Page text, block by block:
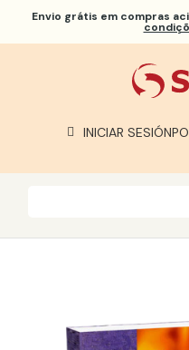
Envio grátis em compras
INICIAR SESIÓN
SOBRE NÓS